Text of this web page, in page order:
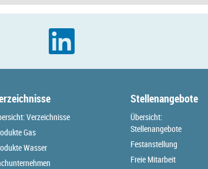
Verzeichnisse
Gas
Wasser
Stellenangebote
Übersicht:
Stellenangebote
Festanstellung
Freie Mitarbeit